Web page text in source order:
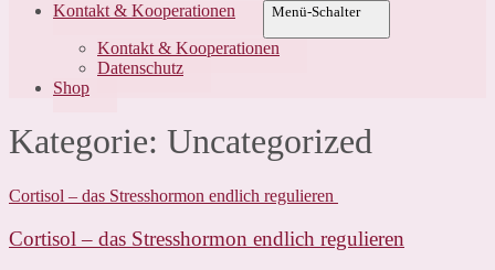
Kontakt & Kooperationen
Menü-Schalter
Kontakt & Kooperationen
Datenschutz
Shop
Kategorie: Uncategorized
Cortisol – das Stresshormon endlich regulieren
Cortisol – das Stresshormon endlich regulieren